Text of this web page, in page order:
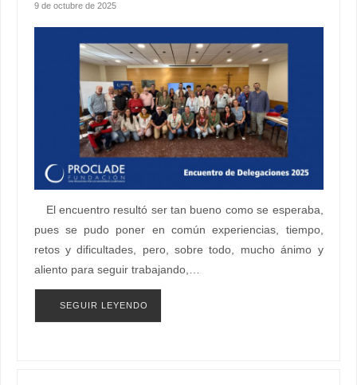
9 de octubre de 2025
El encuentro resultó ser tan bueno como se esperaba,
pues se pudo poner en común experiencias, tiempo,
retos y dificultades, pero, sobre todo, mucho ánimo y
aliento para seguir trabajando,…
SEGUIR LEYENDO